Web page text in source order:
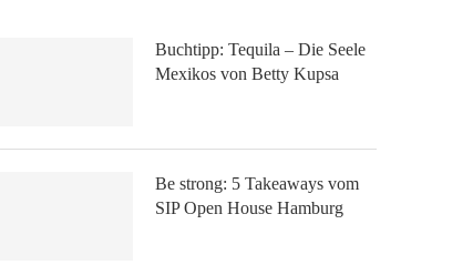
Buchtipp: Tequila – Die Seele
Mexikos von Betty Kupsa
Be strong: 5 Takeaways vom
SIP Open House Hamburg